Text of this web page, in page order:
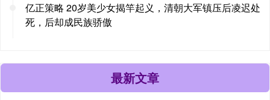
亿正策略 20岁美少女揭竿起义，清朝大军镇压后凌迟处
死，后却成民族骄傲
最新文章